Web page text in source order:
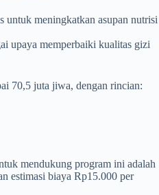
untuk meningkatkan asupan nutrisi
upaya memperbaiki kualitas gizi
70,5 juta jiwa, dengan rincian:
mendukung program ini adalah
estimasi biaya Rp15.000 per